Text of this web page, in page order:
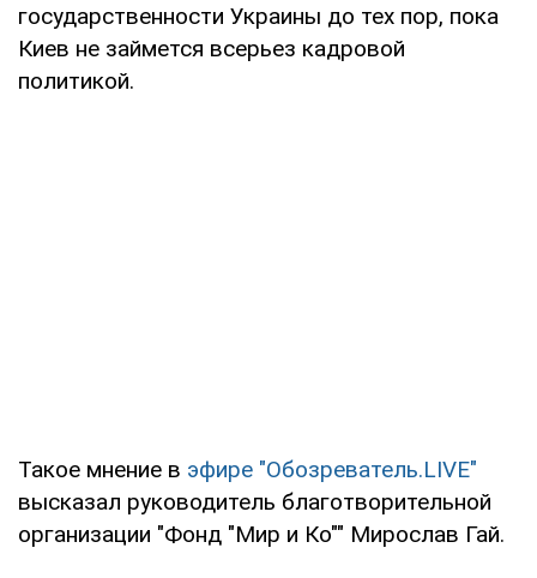
государственности Украины до тех пор, пока
Киев не займется всерьез кадровой
политикой.
Такое мнение в эфире "Обозреватель.LIVE"
высказал руководитель благотворительной
организации "Фонд "Мир и Ко"" Мирослав Гай.